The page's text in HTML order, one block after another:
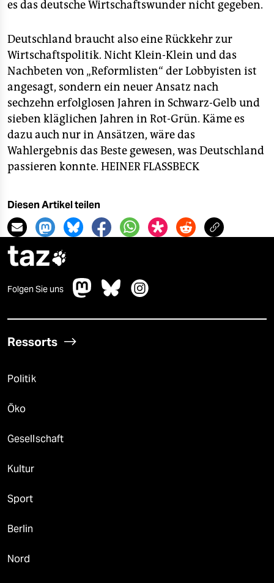
es das deutsche Wirtschaftswunder nicht gegeben.
Deutschland braucht also eine Rückkehr zur
Wirtschaftspolitik. Nicht Klein-Klein und das
Nachbeten von „Reformlisten“ der Lobbyisten ist
angesagt, sondern ein neuer Ansatz nach
sechzehn erfolglosen Jahren in Schwarz-Gelb und
sieben kläglichen Jahren in Rot-Grün. Käme es
dazu auch nur in Ansätzen, wäre das
Wahlergebnis das Beste gewesen, was Deutschland
passieren konnte. HEINER FLASSBECK
Diesen Artikel teilen
taz
Folgen Sie uns
Ressorts
Politik
Öko
Gesellschaft
Kultur
Sport
Berlin
Nord